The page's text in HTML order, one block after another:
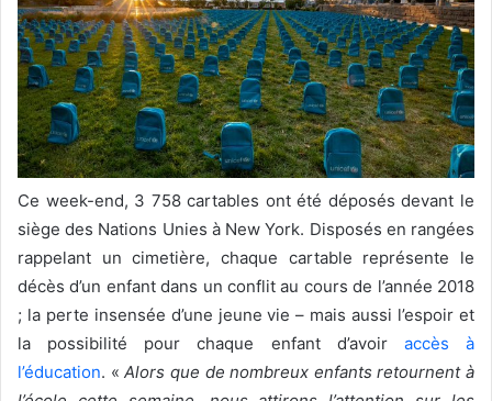
r
i
e
l
Ce week-end, 3 758 cartables ont été déposés devant le
siège des Nations Unies à New York. Disposés en rangées
rappelant un cimetière, chaque cartable représente le
décès d’un enfant dans un conflit au cours de l’année 2018
; la perte insensée d’une jeune vie – mais aussi l’espoir et
la possibilité pour chaque enfant d’avoir accès à
l’éducation. «Alors que de nombreux enfants retournent à